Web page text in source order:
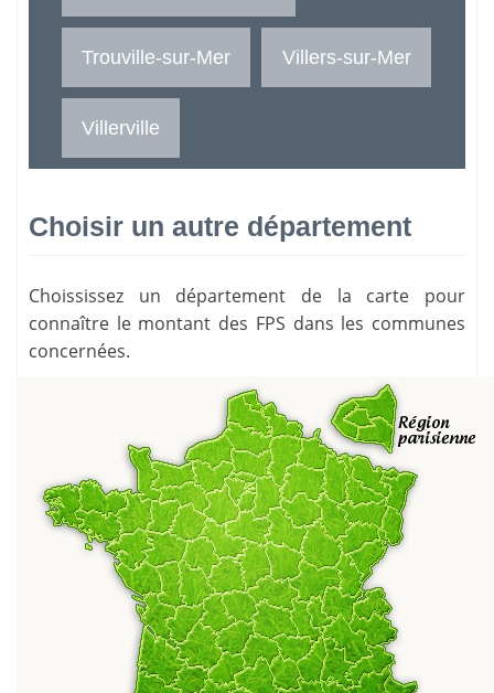
Trouville-sur-Mer Villers-sur-Mer
Villerville
Choisir un autre département
Choississez un département de la carte pour
connaître le montant des FPS dans les communes
concernées.